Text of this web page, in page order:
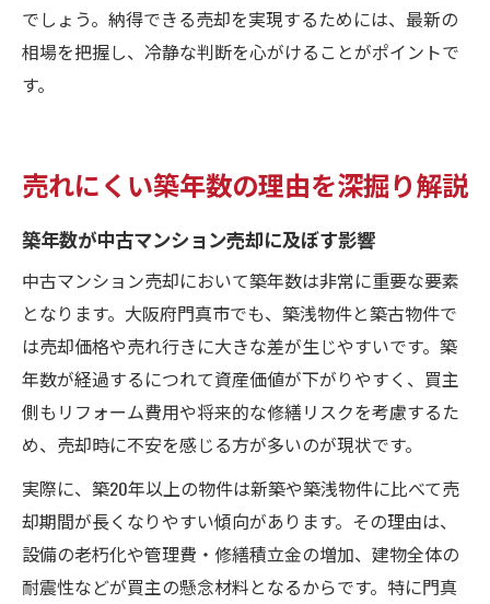
でしょう。納得できる売却を実現するためには、最新の
相場を把握し、冷静な判断を心がけることがポイントで
す。
売れにくい築年数の理由を深掘り解説
築年数が中古マンション売却に及ぼす影響
中古マンション売却において築年数は非常に重要な要素
となります。大阪府門真市でも、築浅物件と築古物件で
は売却価格や売れ行きに大きな差が生じやすいです。築
年数が経過するにつれて資産価値が下がりやすく、買主
側もリフォーム費用や将来的な修繕リスクを考慮するた
め、売却時に不安を感じる方が多いのが現状です。
実際に、築20年以上の物件は新築や築浅物件に比べて売
却期間が長くなりやすい傾向があります。その理由は、
設備の老朽化や管理費・修繕積立金の増加、建物全体の
耐震性などが買主の懸念材料となるからです。特に門真